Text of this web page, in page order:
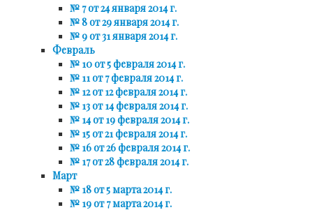
№ 7 от 24 января 2014 г.
№ 8 от 29 января 2014 г.
№ 9 от 31 января 2014 г.
Февраль
№ 10 от 5 февраля 2014 г.
№ 11 от 7 февраля 2014 г.
№ 12 от 12 февраля 2014 г.
№ 13 от 14 февраля 2014 г.
№ 14 от 19 февраля 2014 г.
№ 15 от 21 февраля 2014 г.
№ 16 от 26 февраля 2014 г.
№ 17 от 28 февраля 2014 г.
Март
№ 18 от 5 марта 2014 г.
№ 19 от 7 марта 2014 г.